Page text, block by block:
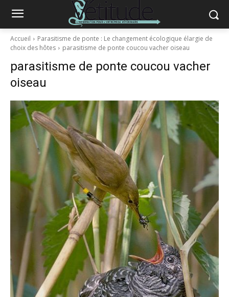
Accueil
Parasitisme de ponte : Le changement écologique élargie de
choix des hôtes
parasitisme de ponte coucou vacher oiseau
parasitisme de ponte coucou vacher
oiseau